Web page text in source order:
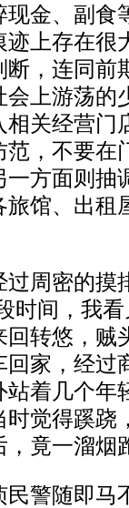
金、副食
上存在很
，连同前
上游荡的
关经营门
，不要在
方面则抽
馆、出租
周密的摸
时间，我
回转悠，
家，经过
着几个年
觉得蹊跷
，竟一溜
警随即马